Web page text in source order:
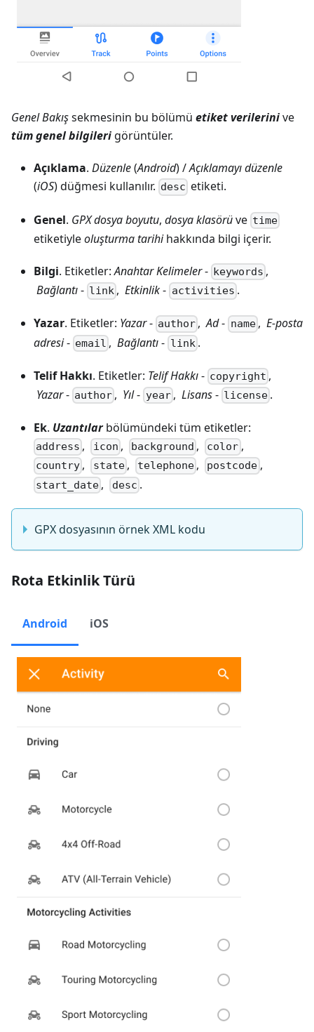
Genel Bakışsekmesinin bu bölümü etiket verilerinive
tüm genel bilgileri görüntüler.
Açıklama. Düzenle(Android) /Açıklamayı düzenle
(iOS) düğmesi kullanılır. desc etiketi.
Genel. GPX dosya boyutu, dosya klasörüve time
etiketiyleoluşturma tarihihakkında bilgi içerir.
Bilgi. Etiketler:Anahtar Kelimeler- keywords ,
Bağlantı- link ,Etkinlik- activities .
Yazar. Etiketler: Yazar- author ,Ad- name, E-posta
adresi- email ,Bağlantı- link.
Telif Hakkı. Etiketler: Telif Hakkı- copyright ,
Yazar- author , Yıl- year, Lisans- license .
Ek. Uzantılarbölümündeki tüm etiketler:
address , icon , background , color,
country , state, telephone , postcode,
start_date , desc .
GPX dosyasının örnek XML kodu
Rota Etkinlik Türü
Android iOS